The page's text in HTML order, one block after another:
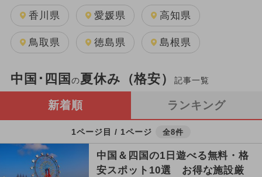
香川県 愛媛県 高知県
鳥取県 徳島県 島根県
中国･四国 の夏休み（格安）記事一覧
新着順 ランキング
1ページ目 / 1ページ 全8件
中国＆四国の1日遊べる無料・格
安スポット10選 お得な施設厳